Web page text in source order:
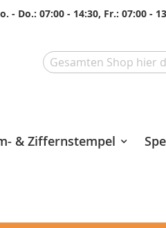
- Do.: 07:00 - 14:30, Fr.: 07:00 -
& Ziffernstempel